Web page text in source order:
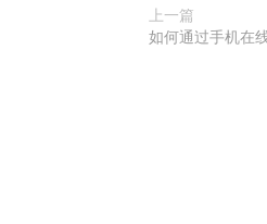
上一篇
如何通过手机在